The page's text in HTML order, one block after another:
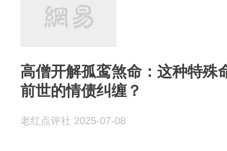
高僧开解孤鸾煞命：这种特殊
前世的情债纠缠？
老红点评社 2025-07-08